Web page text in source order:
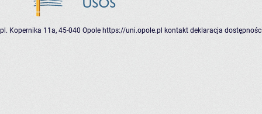
pl. Kopernika 11a, 45-040 Opole https://uni.opole.pl kontakt deklaracja